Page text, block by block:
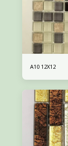
A10 12X12